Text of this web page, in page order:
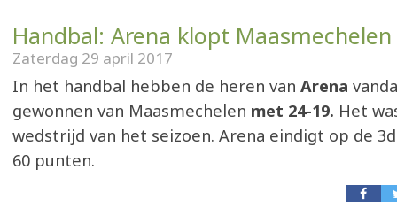
Handbal: Arena klopt Maasmechelen
Zaterdag 29 april 2017
In het handbal hebben de heren van Arena
gewonnen van Maasmechelen met 24-19. Het
wedstrijd van het seizoen. Arena eindigt op de
60 punten.